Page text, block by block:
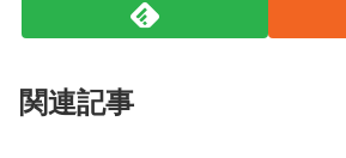
関連記事